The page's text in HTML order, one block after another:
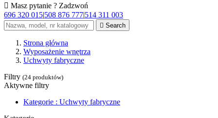
 Masz pytanie ? Zadzwoń
696 320 015|508 876 777|514 311 003
 Search
Strona główna
Wyposażenie wnętrza
Uchwyty fabryczne
Filtry (24 produktów)
Aktywne filtry
Kategorie : Uchwyty fabryczne